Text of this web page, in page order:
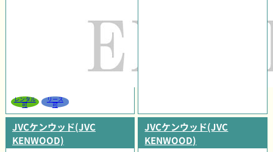
レンタル
可
リース
可
JVCケンウッド(JVC
KENWOOD)
JVCケンウッド(JVC
KENWOOD)